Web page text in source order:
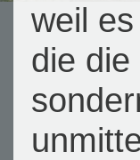
weil
die